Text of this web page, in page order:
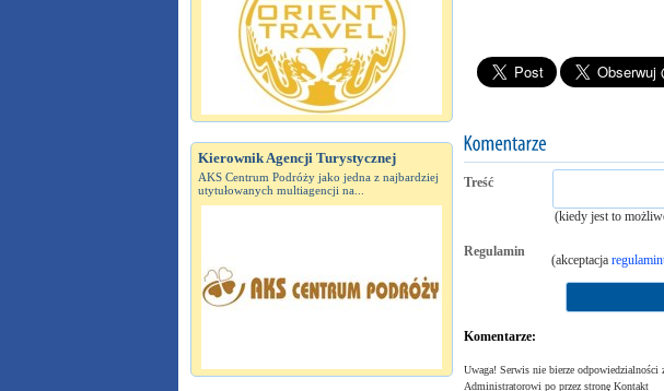
Kierownik Agencji Turystycznej
AKS Centrum Podróży jako jedna z najbardziej
utytułowanych multiagencji na...
Treść
(kiedy jest to
Regulamin
(akceptacja
Komentarze:
Uwaga! Serwis nie bierze odpowiedzialności
Administratorowi po przez stronę Kontakt